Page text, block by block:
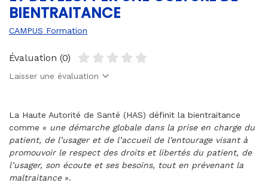
BIENTRAITANCE
CAMPUS Formation
Évaluation (0)
Laisser une évaluation
La Haute Autorité de Santé (HAS) définit la bientraitance
comme « une démarche globale dans la prise en charge du
patient, de l’usager et de l’accueil de l’entourage visant à
promouvoir le respect des droits et libertés du patient, de
l’usager, son écoute et ses besoins, tout en prévenant la
maltraitance».